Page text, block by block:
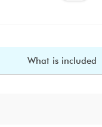
What is included